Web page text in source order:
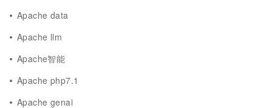
Apache data
Apache llm
Apache智能
Apache php7.1
Apache genai